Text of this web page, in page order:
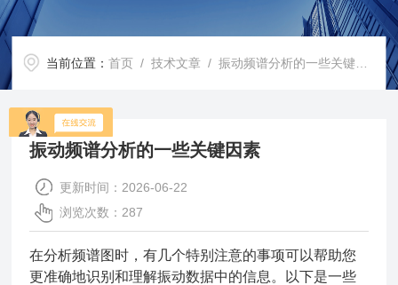
当前位置：首页 /技术文章 / 振动频谱分析的一些关键因素
振动频谱分析的一些关键因素
更新时间：2026-06-22
浏览次数：287
在分析频谱图时，有几个特别注意的事项可以帮助您
更准确地识别和理解振动数据中的信息。以下是一些